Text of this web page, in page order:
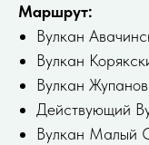
Маршрут:
Bулкан
Вулкан
Вулкан
Действующий
Вулкан Малый